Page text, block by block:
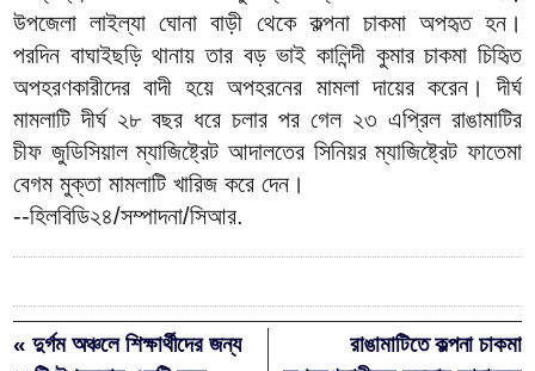
উপজেলা লাইল্যা ঘোনা বাড়ী থেকে কল্পনা চাকমা অপহৃত হন।
পরদিন বাঘাইছড়ি থানায় তার বড় ভাই কালিন্দী কুমার চাকমা চিহিৃত
অপহরণকারীদের বাদী হয়ে অপহরনের মামলা দায়ের করেন। দীর্ঘ
মামলাটি দীর্ঘ ২৮ বছর ধরে চলার পর গেল ২৩ এপ্রিল রাঙামাটির
চীফ জুডিসিয়াল ম্যাজিষ্ট্রেট আদালতের সিনিয়র ম্যাজিষ্ট্রেট ফাতেমা
বেগম মুক্তা মামলাটি খারিজ করে দেন।
--হিলবিডি২৪/সম্পাদনা/সিআর.
« দুর্গম অঞ্চলে শিক্ষার্থীদের জন্য
রাঙামাটিতে কল্পনা চাকমা